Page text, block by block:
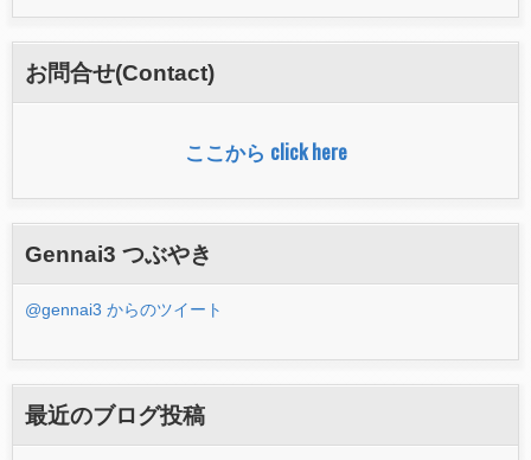
索
フ
ォ
お問合せ(Contact)
ここから click here
Gennai3 つぶやき
@gennai3 からのツイート
最近のブログ投稿